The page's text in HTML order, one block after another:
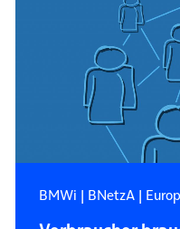
BMWi | BNetzA|